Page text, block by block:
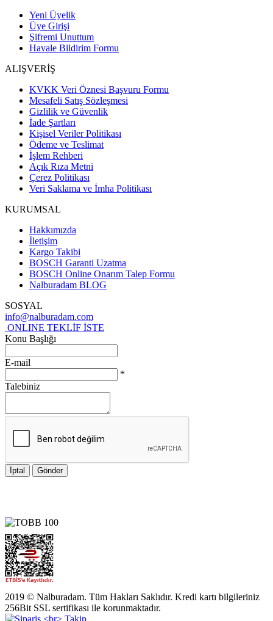
Yeni Üyelik
Üye Girişi
Şifremi Unuttum
Havale Bildirim Formu
ALIŞVERİŞ
KVKK Veri Öznesi Başvuru Formu
Mesafeli Satış Sözleşmesi
Gizlilik ve Güvenlik
İade Şartları
Kişisel Veriler Politikası
Ödeme ve Teslimat
İşlem Rehberi
Açık Rıza Metni
Çerez Politikası
Veri Saklama ve İmha Politikası
KURUMSAL
Hakkımızda
İletişim
Kargo Takibi
BOSCH Garanti Uzatma
BOSCH Online Onarım Talep Formu
Nalburadam BLOG
SOSYAL
info@nalburadam.com
ONLINE TEKLİF İSTE
Konu Başlığı
E-mail
*
Talebiniz
İptal Gönder
2019 © Nalburadam. Tüm Hakları Saklıdır. Kredi kartı bilgileriniz
256Bit SSL sertifikası ile korunmaktadır.